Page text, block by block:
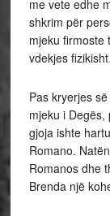
me vete edhe
shkrim për
mjeku firmoste
vdekjes
Pas kryerjes
mjeku i
gjoja ishte
Romano.
Romanos dhe
Brenda një